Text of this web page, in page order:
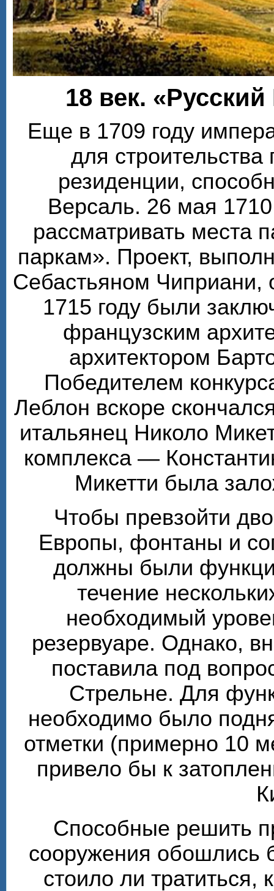
18 век.
Еще в 1709 году
для
резиденции,
Версаль. 26 мая
рассматривать места
паркам». Проект,
Себастьяном
1715 году были
французским
архитектором
Победителем
Леблон вскоре
итальянец Николо
комплекса —
Микетти была
Чтобы превзойти
Европы, фонтаны и
должны были
течение
необходимый
резервуаре. Однако,
поставила под
Стрельне. Для
необходимо было
отметки (примерно 10
привело бы к
Способные решить
сооружения обошлись
стоило ли тратиться,